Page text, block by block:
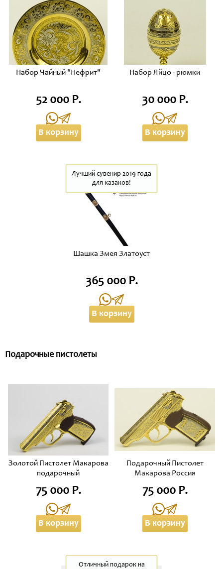
Набор Чайный "Нефрит"
52 000 Р.
В корзину
Набор Яйцо - рюмки
30 000 Р.
В корзину
Шашка Змея Златоуст
Лучший сувенир 2019 года
для казаков!
365 000 Р.
В корзину
Подарочные пистолеты
Золотой Пистолет Макарова
подарочный
75 000 Р.
В корзину
Подарочный Пистолет
Макарова Россия
75 000 Р.
В корзину
Отличный подарок на